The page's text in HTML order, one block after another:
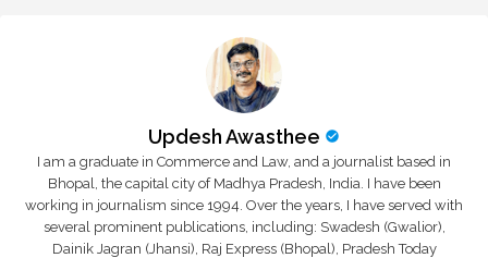
Updesh Awasthee
I am a graduate in Commerce and Law, and a journalist based in
Bhopal, the capital city of Madhya Pradesh, India. I have been
working in journalism since 1994. Over the years, I have served with
several prominent publications, including: Swadesh (Gwalior),
Dainik Jagran (Jhansi), Raj Express (Bhopal), Pradesh Today